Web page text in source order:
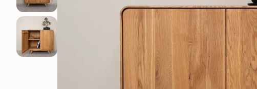
Elsa
Genève
Kodama
Lausanne
Oxford
Provence
Régal
Runa
Suède